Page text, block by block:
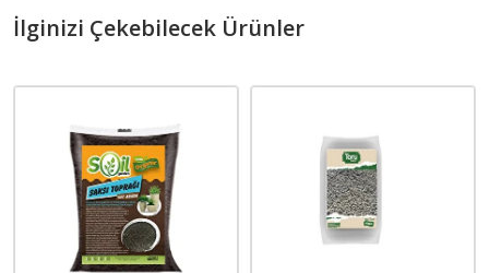
İlginizi Çekebilecek Ürünler